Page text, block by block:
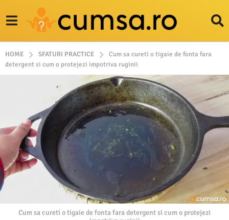
HOME SFATURI PRACTICE
Cum sa cureti o tigaie de fonta fara
detergent si cum o protejezi impotriva ruginii
Cum sa cureti o tigaie de fonta fara detergent si cum o protejezi